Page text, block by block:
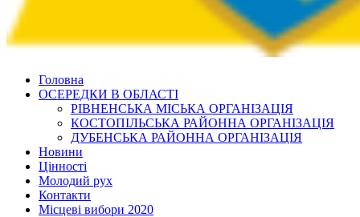
Головна
ОСЕРЕДКИ В ОБЛАСТІ
РІВНЕНСЬКА МІСЬКА ОРГАНІЗАЦІЯ
КОСТОПІЛЬСЬКА РАЙОННА ОРГАНІЗАЦІЯ
ДУБЕНСЬКА РАЙОННА ОРГАНІЗАЦІЯ
Новини
Цінності
Молодий рух
Контакти
Місцеві вибори 2020